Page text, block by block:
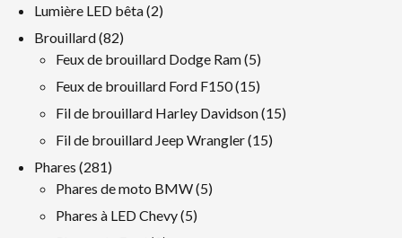
Lumière LED bêta 22
Brouillard 8282
produits
Feux de brouillard Dodge Ram 55
produits
Feux de brouillard Ford F150 1515
produits
Fil de brouillard Harley Davidson 1515
Fil de brouillard Jeep Wrangler 1515
Phares 281281
produits
Phares de moto BMW 55
Phares à LED Chevy 55